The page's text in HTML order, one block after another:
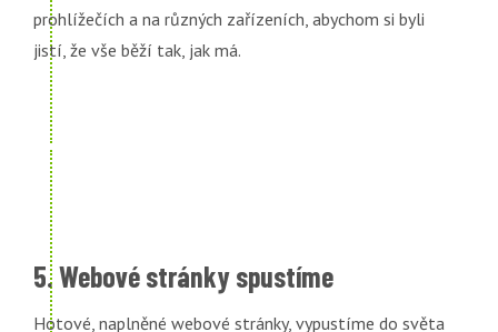
prohlížečích a na různých zařízeních, abychom si byli
jistí, že vše běží tak, jak má.
5. Webové stránky spustíme
Hotové, naplněné webové stránky, vypustíme do světa